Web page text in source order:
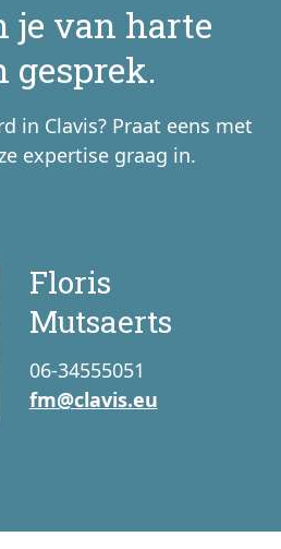
je van harte
gesprek.
in Clavis? Praat eens met
expertise graag in.
Floris
Mutsaerts
06-34555051
fm@clavis.eu